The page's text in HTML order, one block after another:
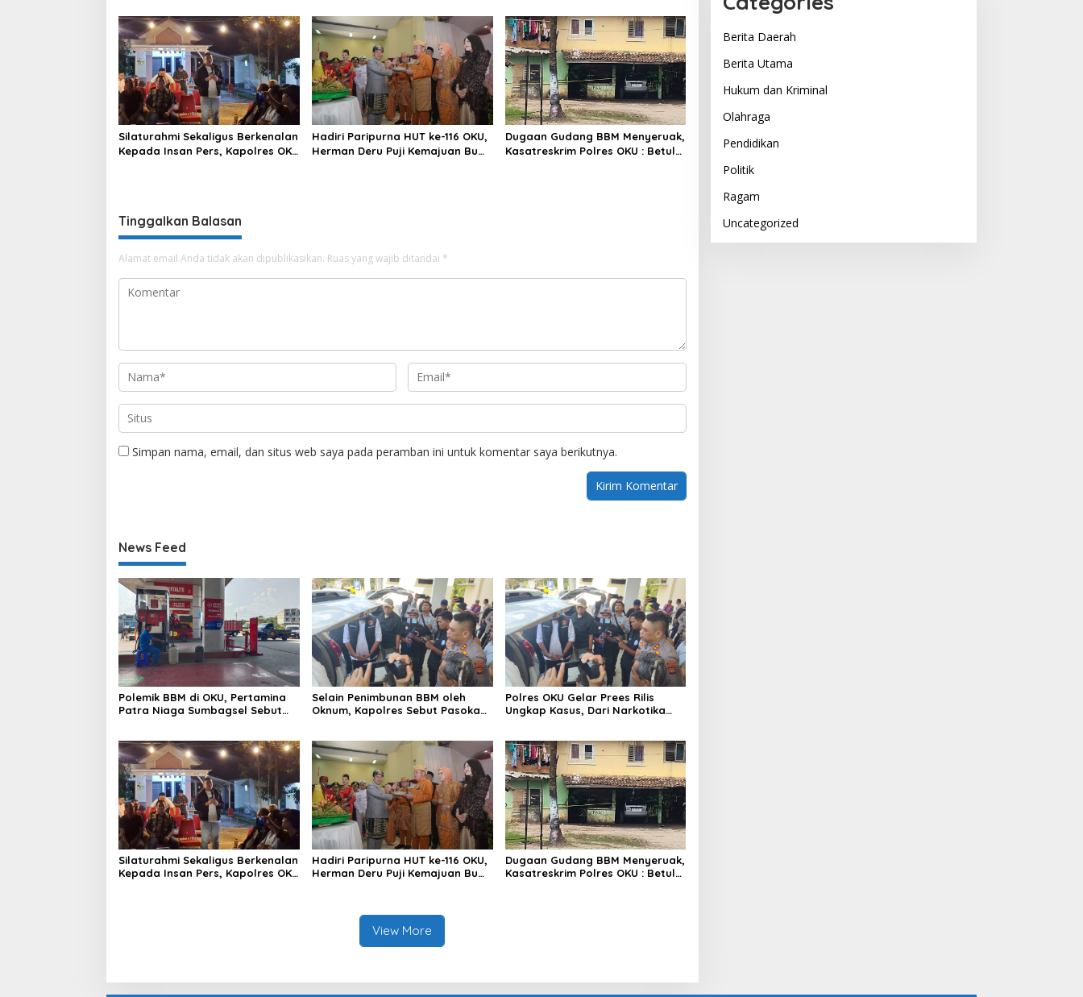
BBM Subsidi dan Perkuat
Pengawasan di Kabupaten Ogan
Komering Ulu
Patra Niaga Bungkam
Kasus Korupsi
Silaturahmi Sekaligus Berkenalan
Kepada Insan Pers, Kapolres OKU
Hadiri Paripurna HUT ke-116 OKU,
Herman Deru Puji Kemajuan Bumi
Dugaan Gudang BBM Menyeruak,
Kasatreskrim Polres OKU : Betul
Tinggalkan Balasan
Alamat email Anda tidak akan dipublikasikan. Ruas yang wajib ditandai *
Simpan nama, email, dan situs web saya pada peramban ini untuk komentar saya berikutnya.
News Feed
Polemik BBM di OKU, Pertamina
Patra Niaga Sumbagsel Sebut
Pengawasan di Kabupaten Ogan
Komering Ulu
Selain Penimbunan BBM oleh
Oknum, Kapolres Sebut Pasokan
Polres OKU Gelar Prees Rilis
Ungkap Kasus, Dari Narkotika
Silaturahmi Sekaligus Berkenalan
Kepada Insan Pers, Kapolres OKU
Hadiri Paripurna HUT ke-116 OKU,
Herman Deru Puji Kemajuan Bumi
Dugaan Gudang BBM Menyeruak,
Kasatreskrim Polres OKU : Betul
View More
Berita Daerah
Berita Utama
Hukum dan Kriminal
Olahraga
Pendidikan
Politik
Ragam
Uncategorized